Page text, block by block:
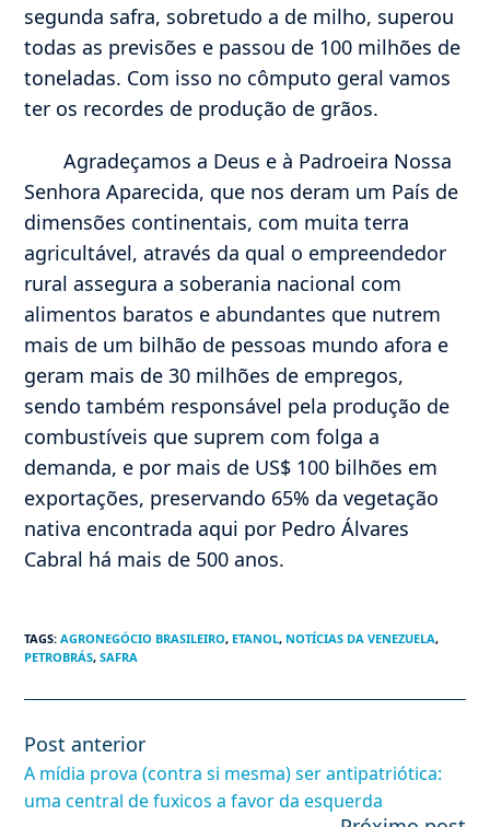
segunda safra, sobretudo a de milho, superou
todas as previsões e passou de 100 milhões de
toneladas. Com isso no cômputo geral vamos
ter os recordes de produção de grãos.
Agradeçamos a Deus e à Padroeira Nossa
Senhora Aparecida, que nos deram um País de
dimensões continentais, com muita terra
agricultável, através da qual o empreendedor
rural assegura a soberania nacional com
alimentos baratos e abundantes que nutrem
mais de um bilhão de pessoas mundo afora e
geram mais de 30 milhões de empregos,
sendo também responsável pela produção de
combustíveis que suprem com folga a
demanda, e por mais de US$ 100 bilhões em
exportações, preservando 65% da vegetação
nativa encontrada aqui por Pedro Álvares
Cabral há mais de 500 anos.
TAGS:AGRONEGÓCIO BRASILEIRO, ETANOL, NOTÍCIAS DA VENEZUELA,
PETROBRÁS, SAFRA
Leia
artigos
Post anterior
A mídia prova (contra si mesma) ser antipatriótica:
uma central de fuxicos a favor da esquerda